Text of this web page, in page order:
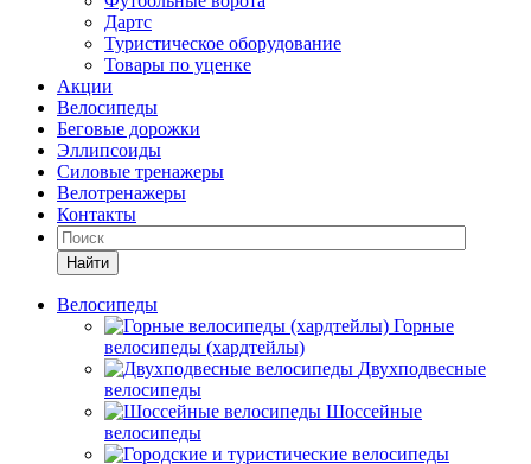
Дартс
Туристическое оборудование
Товары по уценке
Акции
Велосипеды
Беговые дорожки
Эллипсоиды
Силовые тренажеры
Велотренажеры
Контакты
Найти
Велосипеды
Горные
велосипеды (хардтейлы)
Двухподвесные
велосипеды
Шоссейные
велосипеды